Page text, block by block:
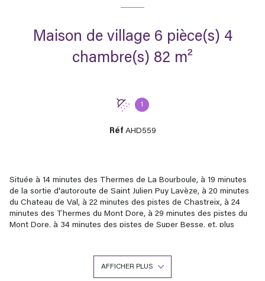
Maison de village 6 pièce(s) 4
chambre(s) 82 m²
1
Réf AHD559
Située à 14 minutes des Thermes de La Bourboule, à 19 minutes
de la sortie d'autoroute de Saint Julien Puy Lavèze, à 20 minutes
du Chateau de Val, à 22 minutes des pistes de Chastreix, à 24
minutes des Thermes du Mont Dore, à 29 minutes des pistes du
Mont Dore, à 34 minutes des pistes de Super Besse, et, plus
- au sous-sol : une cave, une chaufferie, un wc
- au rez-de-chaussée : un salon et une cuisine
AFFICHER PLUS